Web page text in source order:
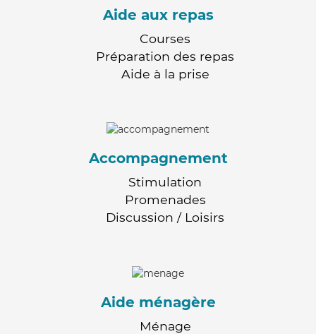
Aide aux repas
Courses
Préparation des repas
Aide à la prise
Accompagnement
Stimulation
Promenades
Discussion / Loisirs
Aide ménagère
Ménage